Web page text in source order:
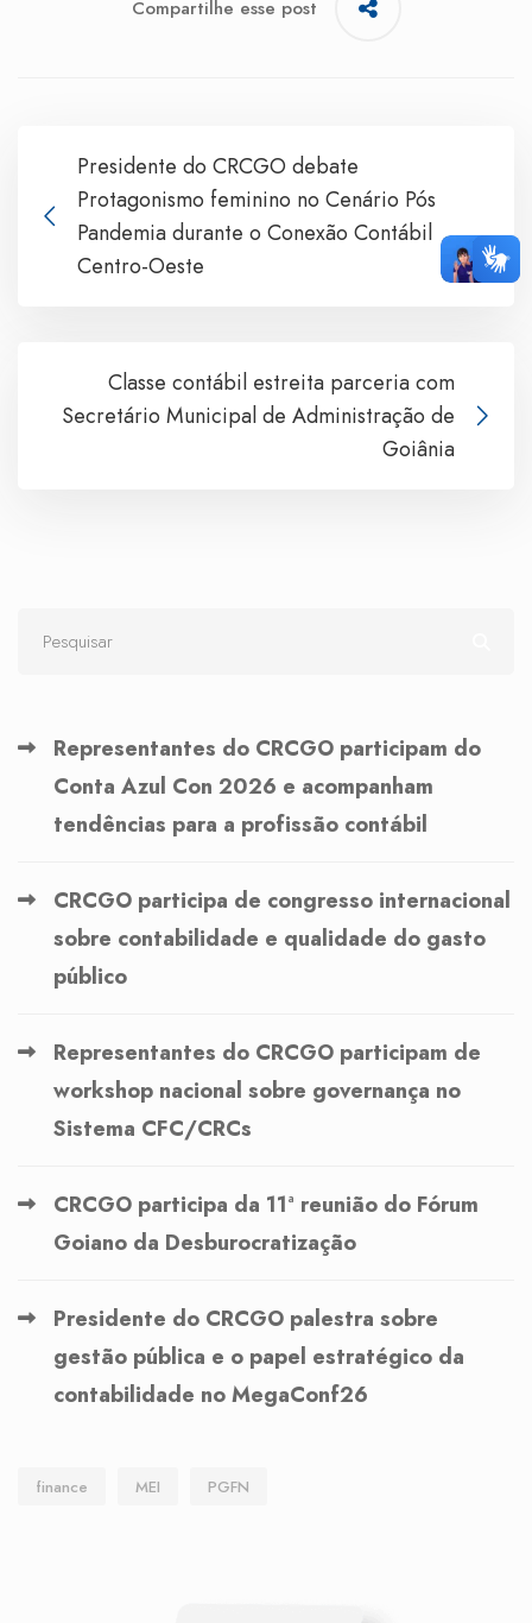
Compartilhe esse post
Presidente do CRCGO debate
Protagonismo feminino no Cenário Pós
Pandemia durante o Conexão Contábil
Centro-Oeste
Classe contábil estreita parceria com
Secretário Municipal de Administração de
Goiânia
Representantes do CRCGO participam do
Conta Azul Con 2026 e acompanham
tendências para a profissão contábil
CRCGO participa de congresso internacional
sobre contabilidade e qualidade do gasto
público
Representantes do CRCGO participam de
workshop nacional sobre governança no
Sistema CFC/CRCs
CRCGO participa da 11ª reunião do Fórum
Goiano da Desburocratização
Presidente do CRCGO palestra sobre
gestão pública e o papel estratégico da
contabilidade no MegaConf26
finance MEI PGFN